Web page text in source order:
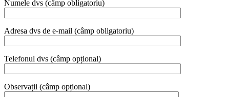
Numele dvs (câmp obligatoriu)
Adresa dvs de e-mail (câmp obligatoriu)
Telefonul dvs (câmp opțional)
Observații (câmp opțional)